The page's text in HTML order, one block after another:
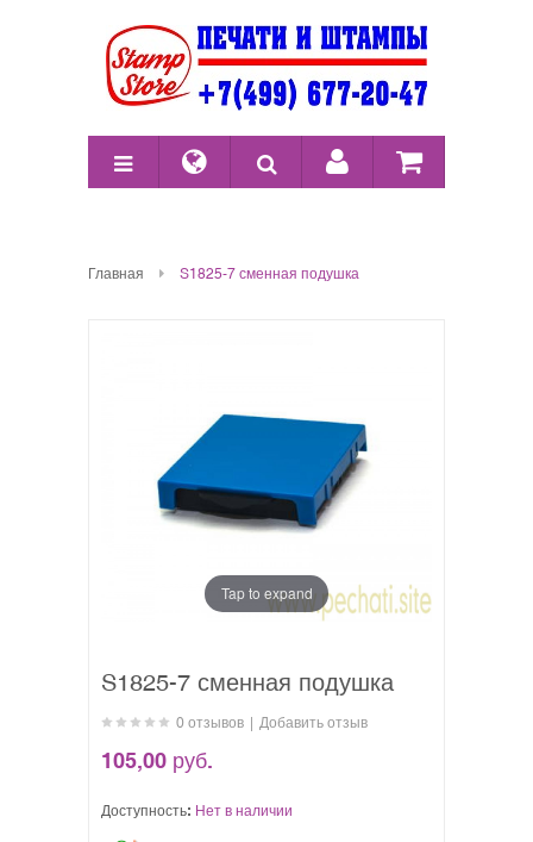
Главная S1825-7 сменная подушка
Tap to expand
S1825-7 сменная подушка
0 отзывов | Добавить отзыв
105,00 руб.
Доступность: Нет в наличии